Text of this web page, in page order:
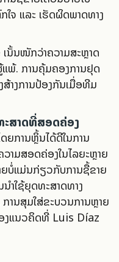
ຈ ແລະ ເຮັດຜິດພາດທາງ
ນັ້ນໜັກວ່າຄວາມສະຫຼາດ
ພ້. ການຄຸ້ມຄອງການຢຸດ
າງການປ້ອງກັນເມື່ອທີມ
ສາດທີ່ສອດຄ່ອງ
ການຫຼິ້ນໄດ້ດີໃນການ
ມສອດຄ່ອງໃນໄລຍະຫຼາຍ
ບໍ່ແມ່ນກ່ຽວກັບການຊື້ຂາຍ
ໃຊ້ຍຸດທະສາດທາງ
ານສຸມໃສ່ຂະບວນການຫຼາຍ
ງແນວຄິດທີ່ Luis Díaz